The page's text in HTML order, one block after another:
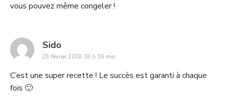
vous pouvez même congeler !
Sido
28 février 2018 18 h 16 min
C’est une super recette ! Le succès est garanti à chaque
fois 🙂